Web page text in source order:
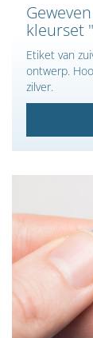
kleurset
Etiket van
ontwerp.
zilver.